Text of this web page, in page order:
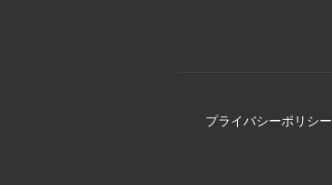
プライバシーポリシー